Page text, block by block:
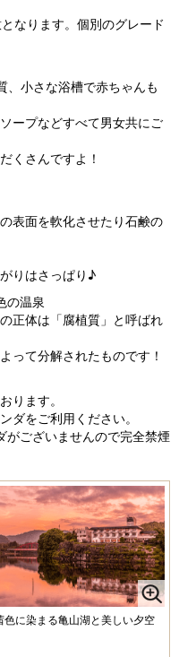
なります。個別のグレード
小さな浴槽で赤ちゃんも
ープなどすべて男女共にご
くさんですよ！
表面を軟化させたり石鹸の
りはさっぱり♪
の温泉
正体は「腐植質」と呼ばれ
って分解されたものです！
ります。
ダをご利用ください。
がございませんので完全禁煙
色に染まる亀山湖と美しい夕空